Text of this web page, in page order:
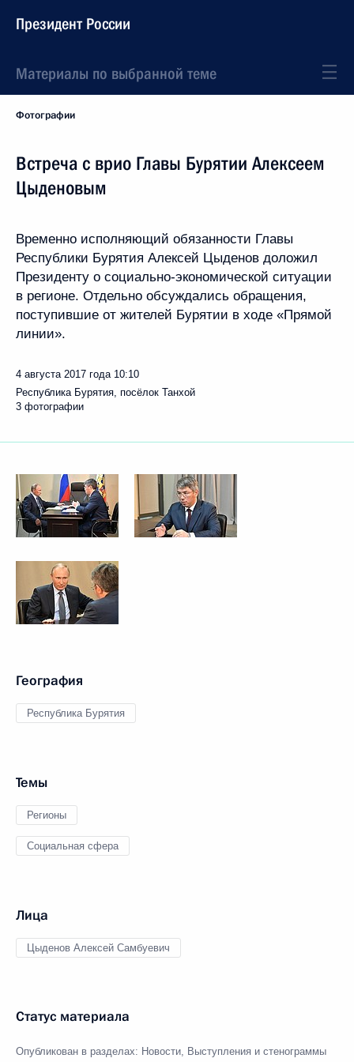
Президент России
Материалы по выбранной теме
Фотографии
Встреча с врио Главы Бурятии Алексеем
Цыденовым
Временно исполняющий обязанности Главы
Республики Бурятия Алексей Цыденов доложил
Президенту о социально-экономической ситуации
в регионе. Отдельно обсуждались обращения,
поступившие от жителей Бурятии в ходе «Прямой
линии».
4 августа 2017 года 10:10
Республика Бурятия, посёлок Танхой
3 фотографии
География
Республика Бурятия
Темы
Регионы
Социальная сфера
Лица
Цыденов Алексей Самбуевич
Статус материала
Опубликован в разделах: Новости, Выступления и стенограммы